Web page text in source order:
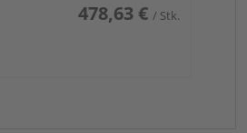
478,63 € / Stk.